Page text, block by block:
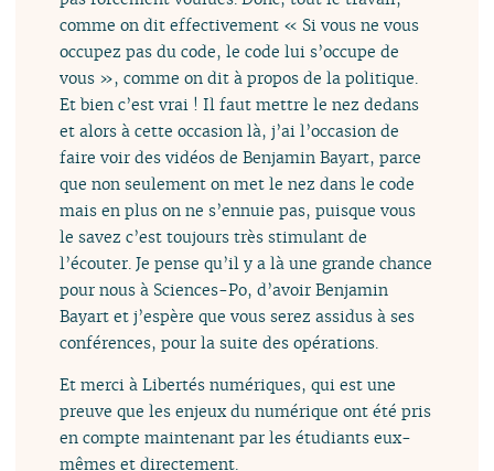
comme on dit effectivement « Si vous ne vous
occupez pas du code, le code lui s’occupe de
vous », comme on dit à propos de la politique.
Et bien c’est vrai ! Il faut mettre le nez dedans
et alors à cette occasion là, j’ai l’occasion de
faire voir des vidéos de Benjamin Bayart, parce
que non seulement on met le nez dans le code
mais en plus on ne s’ennuie pas, puisque vous
le savez c’est toujours très stimulant de
l’écouter. Je pense qu’il y a là une grande chance
pour nous à Sciences-Po, d’avoir Benjamin
Bayart et j’espère que vous serez assidus à ses
conférences, pour la suite des opérations.
Et merci à Libertés numériques, qui est une
preuve que les enjeux du numérique ont été pris
en compte maintenant par les étudiants eux-
mêmes et directement.